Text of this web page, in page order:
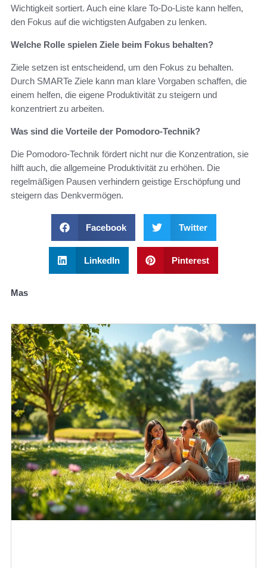
Wichtigkeit sortiert. Auch eine klare To-Do-Liste kann helfen,
den Fokus auf die wichtigsten Aufgaben zu lenken.
Welche Rolle spielen Ziele beim Fokus behalten?
Ziele setzen ist entscheidend, um den Fokus zu behalten.
Durch SMARTe Ziele kann man klare Vorgaben schaffen, die
einem helfen, die eigene Produktivität zu steigern und
konzentriert zu arbeiten.
Was sind die Vorteile der Pomodoro-Technik?
Die Pomodoro-Technik fördert nicht nur die Konzentration, sie
hilft auch, die allgemeine Produktivität zu erhöhen. Die
regelmäßigen Pausen verhindern geistige Erschöpfung und
steigern das Denkvermögen.
Facebook Twitter
LinkedIn Pinterest
Mas